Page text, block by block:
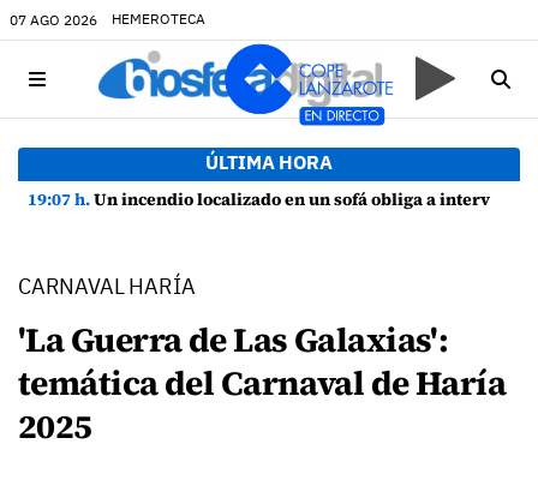
07 AGO 2026 HEMEROTECA
ÚLTIMA HORA
19:07 h.Un incendio localizado en un sofá obliga a intervenir en una vivienda de Playa Honda
CARNAVAL HARÍA
'La Guerra de Las Galaxias':
temática del Carnaval de Haría
2025